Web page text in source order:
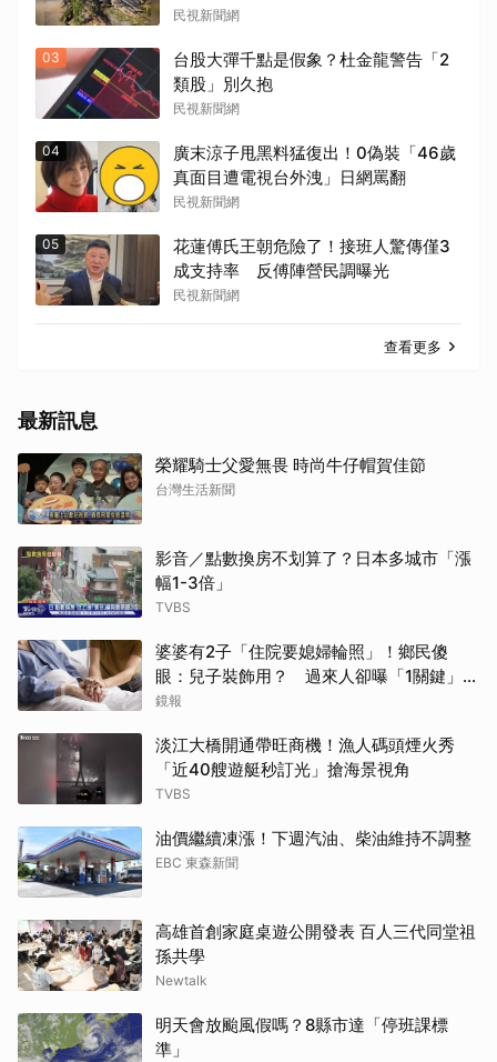
民視新聞網
03
台股大彈千點是假象？杜金龍警告「2
類股」別久抱
民視新聞網
04
廣末涼子甩黑料猛復出！0偽裝「46歲
真面目遭電視台外洩」日網罵翻
民視新聞網
05
花蓮傅氏王朝危險了！接班人驚傳僅3
成支持率 反傅陣營民調曝光
民視新聞網
查看更多
最新訊息
榮耀騎士父愛無畏 時尚牛仔帽賀佳節
台灣生活新聞
影音／點數換房不划算了？日本多城市「漲
幅1-3倍」
TVBS
婆婆有2子「住院要媳婦輪照」！鄉民傻
眼：兒子裝飾用？ 過來人卻曝「1關鍵」才
做決定
鏡報
淡江大橋開通帶旺商機！漁人碼頭煙火秀
「近40艘遊艇秒訂光」搶海景視角
TVBS
油價繼續凍漲！下週汽油、柴油維持不調整
EBC 東森新聞
高雄首創家庭桌遊公開發表 百人三代同堂祖
孫共學
Newtalk
明天會放颱風假嗎？8縣市達「停班課標
準」